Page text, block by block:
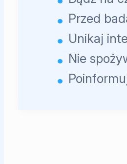
Przed
Unikaj
Nie